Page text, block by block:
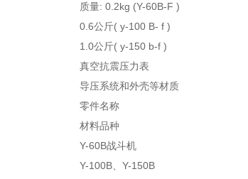
质量: 0.2kg (Y-60B-F )
0.6公斤( y-100 B- f )
1.0公斤( y-150 b-f )
真空抗震压力表
导压系统和外壳等材质
零件名称
材料品种
Y-60B战斗机
Y-100B、Y-150B